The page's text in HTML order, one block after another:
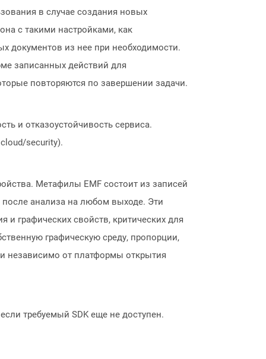
в случае создания новых
с такими настройками, как
документов из нее при необходимости.
записанных действий для
повторяются по завершении задачи.
и отказоустойчивость сервиса.
security).
Метафилы EMF состоит из записей
анализа на любом выходе. Эти
графических свойств, критических для
графическую среду, пропорции,
независимо от платформы открытия
требуемый SDK еще не доступен.